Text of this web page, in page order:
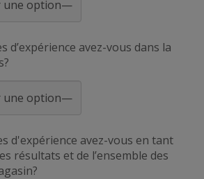
d’expérience avez-vous dans la
d'expérience avez-vous en tant
résultats et de l’ensemble des